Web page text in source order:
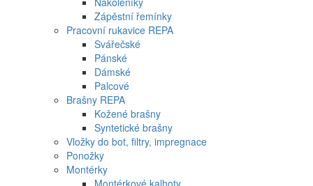
Zápěstní řemínky
Pracovní rukavice REPA
Svářečské
Pánské
Dámské
Palcové
Brašny REPA
Kožené brašny
Syntetické brašny
Vložky do bot, filtry, impregnace
Ponožky
Montérky
Montérkové kalhoty